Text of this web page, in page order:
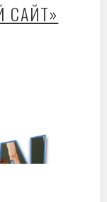
САЙТ»